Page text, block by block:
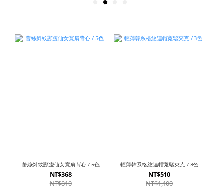
蕾絲斜紋顯瘦仙女寬肩背心 / 5色
NT$368
NT$810
輕薄韓系格紋連帽寬鬆夾克 / 3色
NT$510
NT$1,100